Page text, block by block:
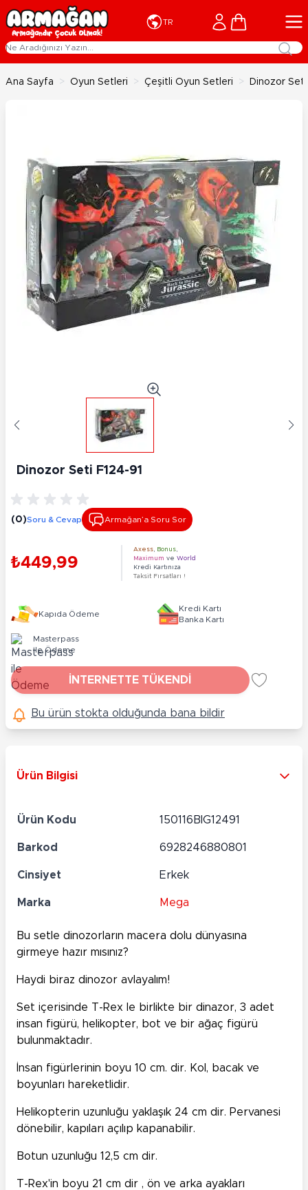
İçeriğe geç
TR Cart
Ana Sayfa > Oyun Setleri > Çeşitli Oyun Setleri > Dinozor Seti
Dinozor Seti F124-91
(0)Soru & Cevap Armağan’a Soru Sor
₺449,99
Axess Bonus
Maximum ve World
Kredi Kartınıza
Taksit Fırsatları !
Kapıda Ödeme
Kredi Kartı
Banka Kartı
Masterpass
ile Ödeme
İNTERNETTE TÜKENDİ
Bu ürün stokta olduğunda bana bildir
Ürün Bilgisi
Ürün Kodu 150116BIG12491
Barkod 6928246880801
Cinsiyet Erkek
Marka Mega
Bu setle dinozorların macera dolu dünyasına
girmeye hazır mısınız?
Haydi biraz dinozor avlayalım!
Set içerisinde T-Rex le birlikte bir dinazor, 3 adet
insan figürü, helikopter, bot ve bir ağaç figürü
bulunmaktadır.
İnsan figürlerinin boyu 10 cm. dir. Kol, bacak ve
boyunları hareketlidir.
Helikopterin uzunluğu yaklaşık 24 cm dir. Pervanesi
dönebilir, kapıları açılıp kapanabilir.
Botun uzunluğu 12,5 cm dir.
T-Rex'in boyu 21 cm dir , ön ve arka ayakları